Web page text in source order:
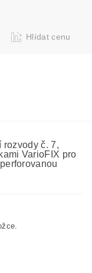
Hlídat cenu
rozvody č. 7,
VarioFIX pro